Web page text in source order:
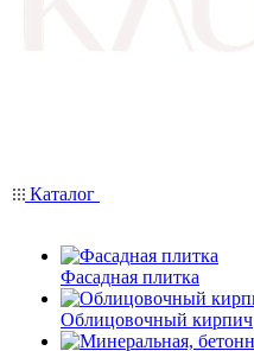
Каталог
Фасадная плитка
Облицовочный кирпич